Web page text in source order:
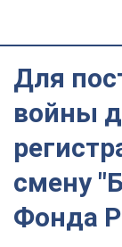
Для
войны
смену
Фонда